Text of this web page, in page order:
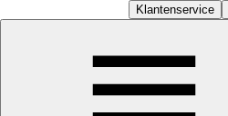
Klantenservice